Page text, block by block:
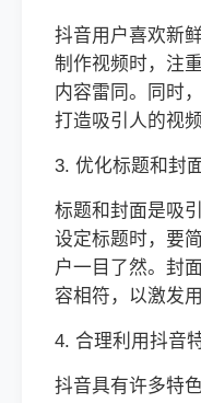
抖音用户喜欢新
制作视频时，注
内容雷同。同时
打造吸引人的视
3. 优化标题和封
标题和封面是吸
设定标题时，要
户一目了然。封
容相符，以激发
4. 合理利用抖音
抖音具有许多特